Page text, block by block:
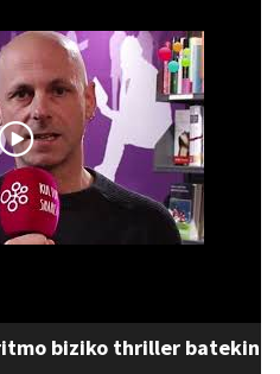
biziko thriller batekin